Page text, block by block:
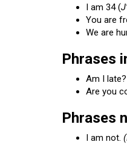
I am 34 (
You are
We are
Phrases
Am I
Are you
Phrases
I am not.